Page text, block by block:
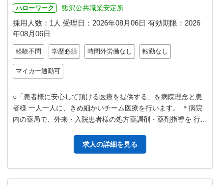
ハローワーク 鰍沢公共職業安定所
採用人数：1人 受理日： 2026年08月06日 有効期限： 2026
年08月06日
経験不問 学歴必須 時間外労働なし 転勤なし
マイカー通勤可
○「患者様に安心して頂ける医療を提供する」を病院理念と患
者様 一人一人に、きめ細かいチーム医療を行います。 ＊病院
内の薬局で、外来・入院患者様の処方薬調剤・薬剤指導を 行
求人の詳細を見る